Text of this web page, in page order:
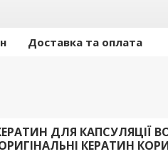
Доставка та оплата
ДЛЯ КАПСУЛЯЦІЇ
КЕРАТИН